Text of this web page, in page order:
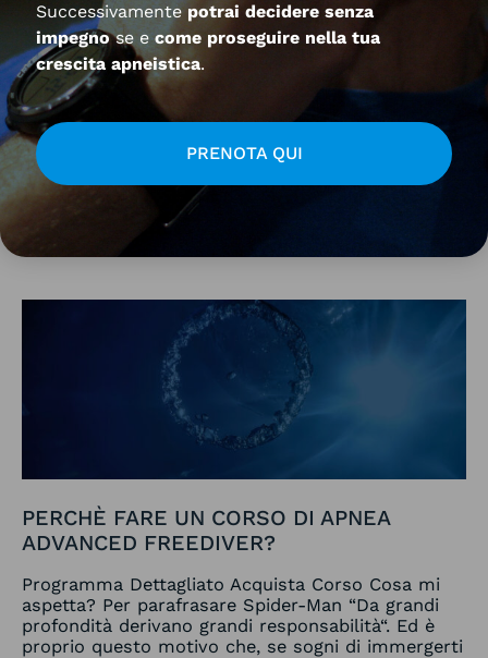
IMMERGITI CON ANIMA E CORPO
NELL’APNEA
Programma Dettagliato Acquista Corso La
profondità delle proprie Passioni Questo ultimo
step del percorso ricreativo di un apneista,
rappresenta il più alto livello di formazione
Leggi tutto »
PERCHÈ FARE UN CORSO DI APNEA
ADVANCED FREEDIVER?
Programma Dettagliato Acquista Corso Cosa mi
aspetta? Per parafrasare Spider-Man “Da grandi
profondità derivano grandi responsabilità“. Ed è
proprio questo motivo che, se sogni di immergerti
Apnea
Successivamente potrai decidere senza
impegnose ecome proseguire nella tua
crescita apneistica.
PRENOTA QUI